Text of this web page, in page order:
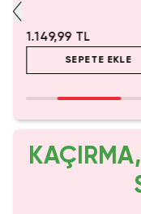
1.149,99 TL
SEPETE EKLE